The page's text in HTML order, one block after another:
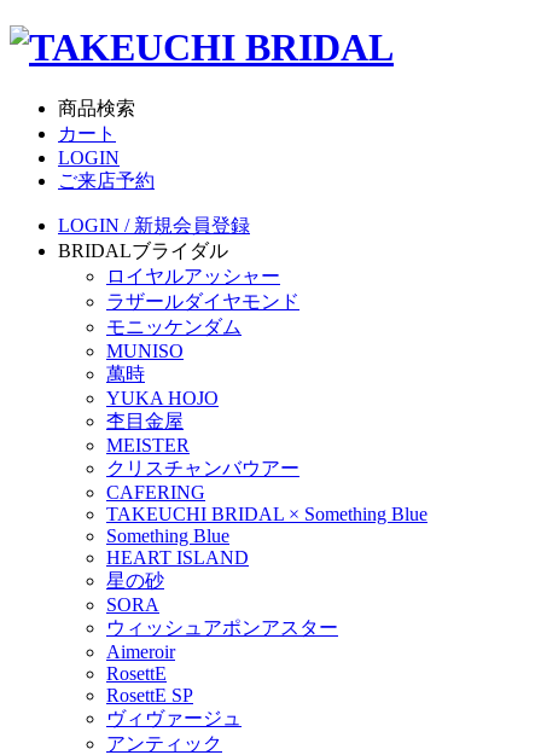
商品検索
カート
LOGIN
ご来店予約
LOGIN / 新規会員登録
BRIDALブライダル
ロイヤルアッシャー
ラザールダイヤモンド
モニッケンダム
MUNISO
萬時
YUKA HOJO
杢目金屋
MEISTER
クリスチャンバウアー
CAFERING
TAKEUCHI BRIDAL × Something Blue
Something Blue
HEART ISLAND
星の砂
SORA
ウィッシュアポンアスター
Aimeroir
RosettE
RosettE SP
ヴィヴァージュ
アンティック